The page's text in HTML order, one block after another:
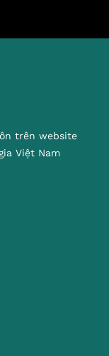
trên website
Việt Nam